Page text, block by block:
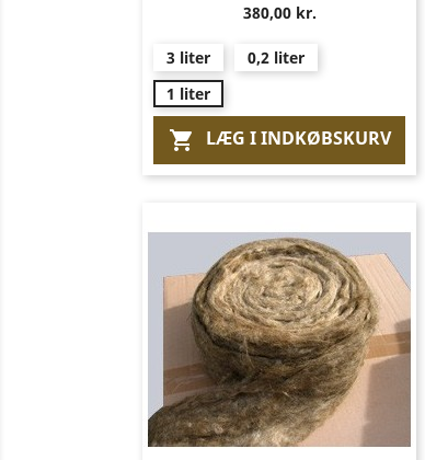
380,00 kr.
3 liter
0,2 liter
1 liter
 LÆG I INDKØBSKURV